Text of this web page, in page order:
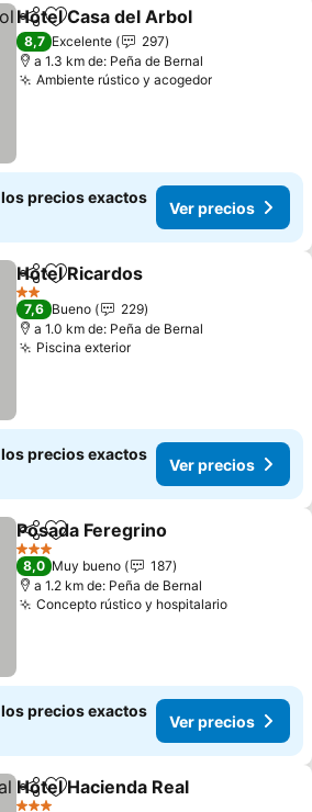
CompartirAgregar a favoritos
Hotel Casa del Arbol
8,7 Excelente
297
a 1.3 km de: Peña de Bernal
Ambiente rústico y acogedor
precios exactos
Ver precios
CompartirAgregar a favoritos
Hotel Ricardos
2 Estrellas
7,6 Bueno
229
a 1.0 km de: Peña de Bernal
Piscina exterior
precios exactos
Ver precios
CompartirAgregar a favoritos
Posada Feregrino
3 Estrellas
8,0 Muy bueno
187
a 1.2 km de: Peña de Bernal
Concepto rústico y hospitalario
precios exactos
Ver precios
CompartirAgregar a favoritos
Hotel Hacienda Real